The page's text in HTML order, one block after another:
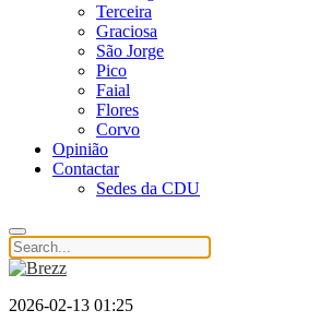
Terceira
Graciosa
São Jorge
Pico
Faial
Flores
Corvo
Opinião
Contactar
Sedes da CDU
2026-02-13 01:25